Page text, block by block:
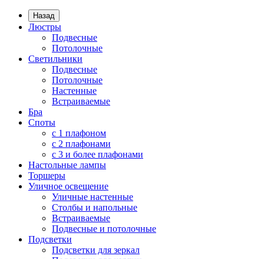
Назад
Люстры
Подвесные
Потолочные
Светильники
Подвесные
Потолочные
Настенные
Встраиваемые
Бра
Споты
с 1 плафоном
с 2 плафонами
с 3 и более плафонами
Настольные лампы
Торшеры
Уличное освещение
Уличные настенные
Столбы и напольные
Встраиваемые
Подвесные и потолочные
Подсветки
Подсветки для зеркал